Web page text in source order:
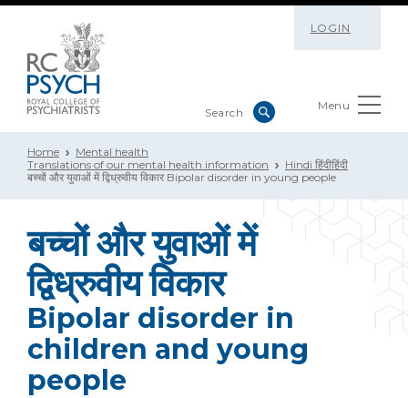
LOGIN
Menu
Home
Mental health
Translations of our mental health information
Hindi हिंदीहिंदी
बच्चों और युवाओं में द्विध्रुवीय विकार Bipolar disorder in young people
बच्चों और युवाओं में
द्विध्रुवीय विकार
Bipolar disorder in
children and young
people